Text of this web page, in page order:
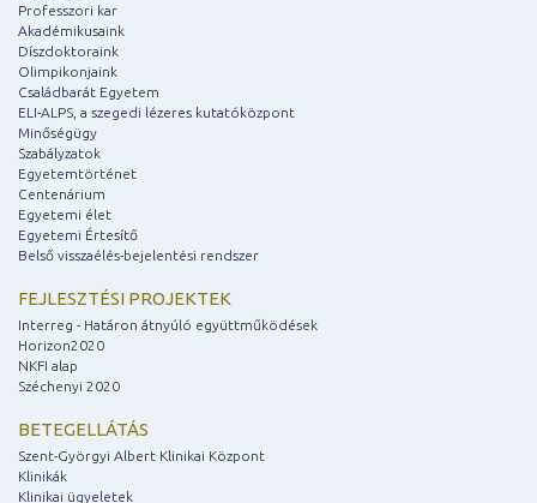
Professzori kar
Akadémikusaink
Díszdoktoraink
Olimpikonjaink
Családbarát Egyetem
ELI-ALPS, a szegedi lézeres kutatóközpont
Minőségügy
Szabályzatok
Egyetemtörténet
Centenárium
Egyetemi élet
Egyetemi Értesítő
Belső visszaélés-bejelentési rendszer
FEJLESZTÉSI PROJEKTEK
Interreg - Határon átnyúló együttműködések
Horizon2020
NKFI alap
Széchenyi 2020
BETEGELLÁTÁS
Szent-Györgyi Albert Klinikai Központ
Klinikák
Klinikai ügyeletek